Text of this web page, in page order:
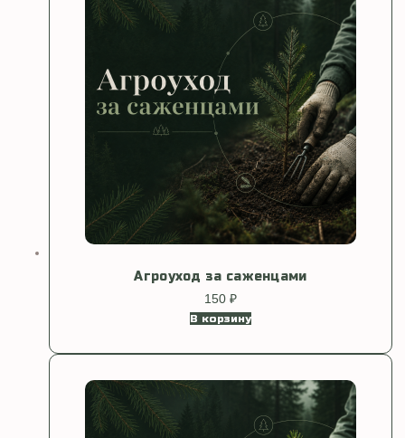
Агроуход за саженцами
150 ₽
В корзину